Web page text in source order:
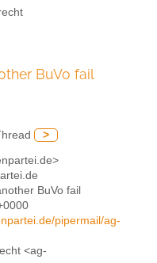
BuVo fail
>
BuVo fail
pipermail/ag-
<ag-